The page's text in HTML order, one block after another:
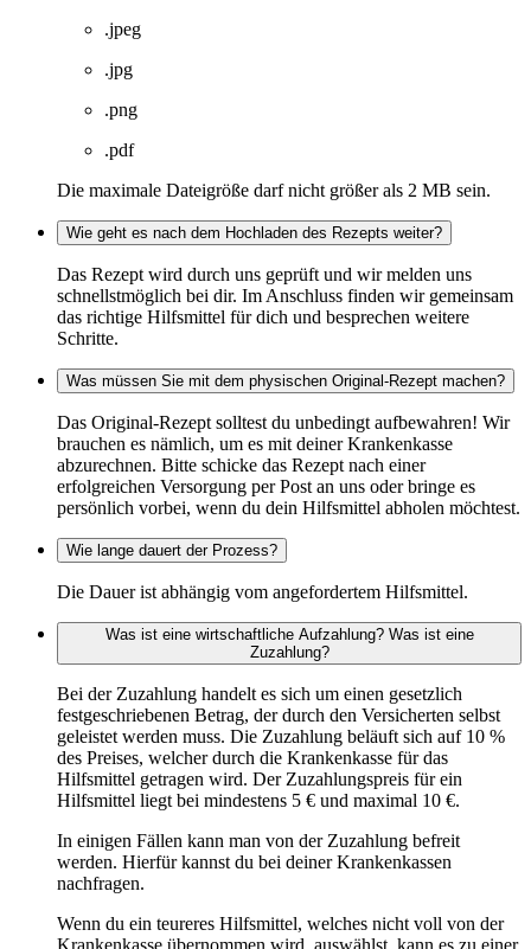
.jpeg
.jpg
.png
.pdf
Die maximale Dateigröße darf nicht größer als 2 MB sein.
Wie geht es nach dem Hochladen des Rezepts weiter?
Das Rezept wird durch uns geprüft und wir melden uns
schnellstmöglich bei dir. Im Anschluss finden wir gemeinsam
das richtige Hilfsmittel für dich und besprechen weitere
Schritte.
Was müssen Sie mit dem physischen Original-Rezept machen?
Das Original-Rezept solltest du unbedingt aufbewahren! Wir
brauchen es nämlich, um es mit deiner Krankenkasse
abzurechnen. Bitte schicke das Rezept nach einer
erfolgreichen Versorgung per Post an uns oder bringe es
persönlich vorbei, wenn du dein Hilfsmittel abholen möchtest.
Wie lange dauert der Prozess?
Die Dauer ist abhängig vom angefordertem Hilfsmittel.
Was ist eine wirtschaftliche Aufzahlung? Was ist eine
Zuzahlung?
Bei der Zuzahlung handelt es sich um einen gesetzlich
festgeschriebenen Betrag, der durch den Versicherten selbst
geleistet werden muss. Die Zuzahlung beläuft sich auf 10 %
des Preises, welcher durch die Krankenkasse für das
Hilfsmittel getragen wird. Der Zuzahlungspreis für ein
Hilfsmittel liegt bei mindestens 5 € und maximal 10 €.
In einigen Fällen kann man von der Zuzahlung befreit
werden. Hierfür kannst du bei deiner Krankenkassen
nachfragen.
Wenn du ein teureres Hilfsmittel, welches nicht voll von der
Krankenkasse übernommen wird, auswählst, kann es zu einer